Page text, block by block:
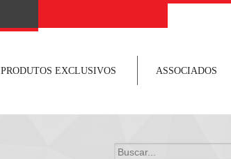
PRODUTOS EXCLUSIVOS ASSOCIADOS
Search